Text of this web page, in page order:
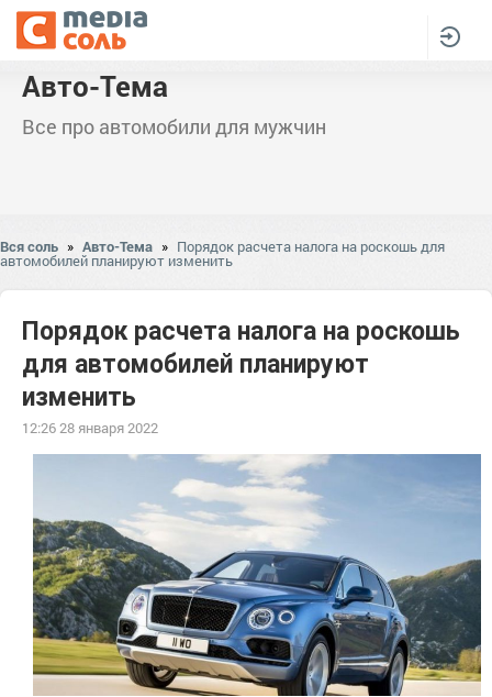
Авто-Тема
Все про автомобили для мужчин
Вся соль » Авто-Тема » Порядок расчета налога на роскошь для
автомобилей планируют изменить
Порядок расчета налога на роскошь
для автомобилей планируют
изменить
12:26 28 января 2022